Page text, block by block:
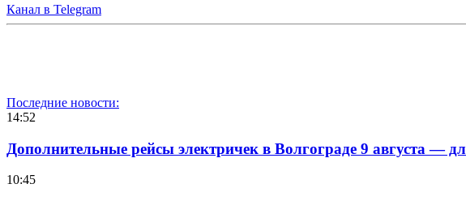
Канал в Telegram
Последние новости:
14:52
Дополнительные рейсы электричек в Волгограде 9 августа —
10:45